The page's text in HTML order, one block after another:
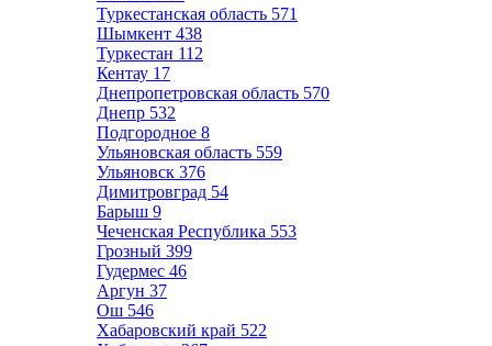
Туркестанская область 571
Шымкент 438
Туркестан 112
Кентау 17
Днепропетровская область 570
Днепр 532
Подгородное 8
Ульяновская область 559
Ульяновск 376
Димитровград 54
Барыш 9
Чеченская Республика 553
Грозный 399
Гудермес 46
Аргун 37
Ош 546
Хабаровский край 522